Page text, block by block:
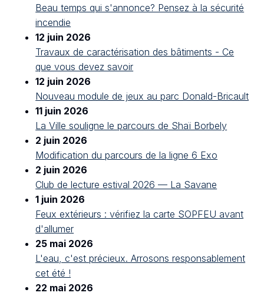
Beau temps qui s'annonce? Pensez à la sécurité
incendie
12 juin 2026
Travaux de caractérisation des bâtiments - Ce
que vous devez savoir
12 juin 2026
Nouveau module de jeux au parc Donald-Bricault
11 juin 2026
La Ville souligne le parcours de Shaï Borbely
2 juin 2026
Modification du parcours de la ligne 6 Exo
2 juin 2026
Club de lecture estival 2026 — La Savane
1 juin 2026
Feux extérieurs : vérifiez la carte SOPFEU avant
d'allumer
25 mai 2026
L'eau, c'est précieux. Arrosons responsablement
cet été !
22 mai 2026